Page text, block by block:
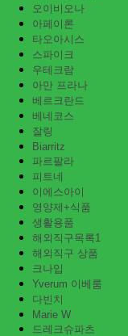
오이비오나
아페이론
타오아시스
스파이크
우테크람
아만 프라나
베르크란드
베네코스
잘링
Biarritz
파르팔라
피트네
이에스아이
영양제+식품
생활용품
해외직구목록1
해외직구 상품
크나입
Yverum 이베룸
다빈치
Marie W
드레크슈파츠